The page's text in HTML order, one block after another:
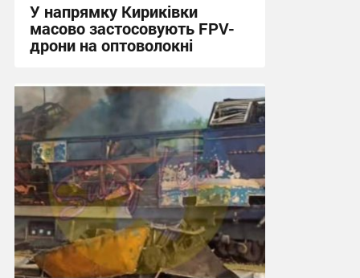
У напрямку Кириківки
масово застосовують FPV-
дрони на оптоволокні
12:59 вчора